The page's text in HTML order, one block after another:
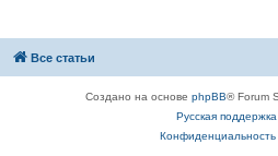
Все статьи
Создано на основе phpBB® Forum
Русская
Конфиденциальность|